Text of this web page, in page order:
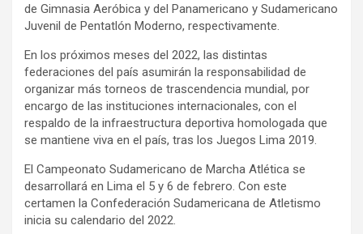
de Gimnasia Aeróbica y del Panamericano y Sudamericano
Juvenil de Pentatlón Moderno, respectivamente.
En los próximos meses del 2022, las distintas
federaciones del país asumirán la responsabilidad de
organizar más torneos de trascendencia mundial, por
encargo de las instituciones internacionales, con el
respaldo de la infraestructura deportiva homologada que
se mantiene viva en el país, tras los Juegos Lima 2019.
El Campeonato Sudamericano de Marcha Atlética se
desarrollará en Lima el 5 y 6 de febrero. Con este
certamen la Confederación Sudamericana de Atletismo
inicia su calendario del 2022.